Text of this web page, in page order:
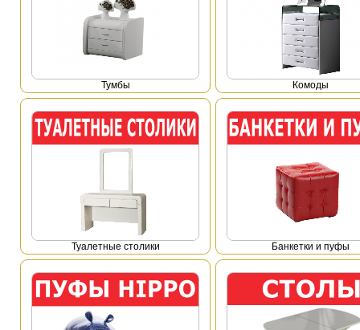
Тумбы Комоды
Туалетные столики Банкетки и пуфы